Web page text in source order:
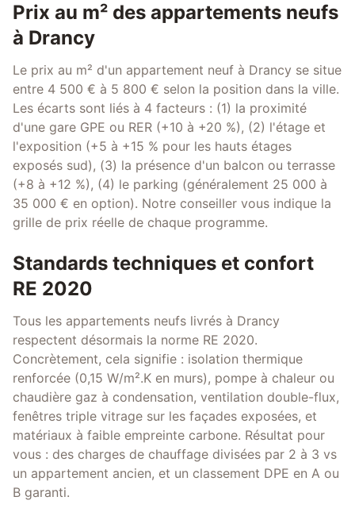
Prix au m² des appartements neufs
à Drancy
Le prix au m² d'un appartement neuf à Drancy se situe
entre 4 500 € à 5 800 € selon la position dans la ville.
Les écarts sont liés à 4 facteurs : (1) la proximité
d'une gare GPE ou RER (+10 à +20 %), (2) l'étage et
l'exposition (+5 à +15 % pour les hauts étages
exposés sud), (3) la présence d'un balcon ou terrasse
(+8 à +12 %), (4) le parking (généralement 25 000 à
35 000 € en option). Notre conseiller vous indique la
grille de prix réelle de chaque programme.
Standards techniques et confort
RE 2020
Tous les appartements neufs livrés à Drancy
respectent désormais la norme RE 2020.
Concrètement, cela signifie : isolation thermique
renforcée (0,15 W/m².K en murs), pompe à chaleur ou
chaudière gaz à condensation, ventilation double-flux,
fenêtres triple vitrage sur les façades exposées, et
matériaux à faible empreinte carbone. Résultat pour
vous : des charges de chauffage divisées par 2 à 3 vs
un appartement ancien, et un classement DPE en A ou
B garanti.